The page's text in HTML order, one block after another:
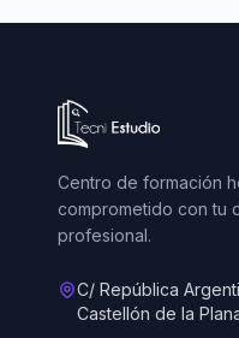
Ir a la página de
Centro de formación
comprometido con tu
profesional.
C/ República
Castellón de la